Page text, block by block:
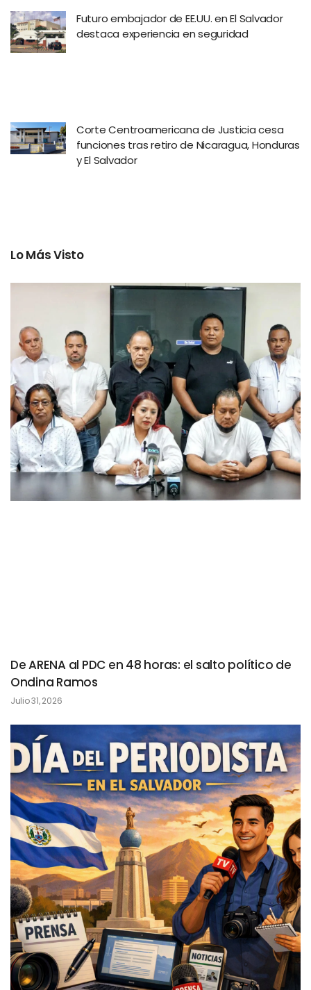
Futuro embajador de EE.UU. en El Salvador
destaca experiencia en seguridad
Corte Centroamericana de Justicia cesa
funciones tras retiro de Nicaragua, Honduras
y El Salvador
Lo Más Visto
De ARENA al PDC en 48 horas: el salto político de
Ondina Ramos
Julio 31, 2026